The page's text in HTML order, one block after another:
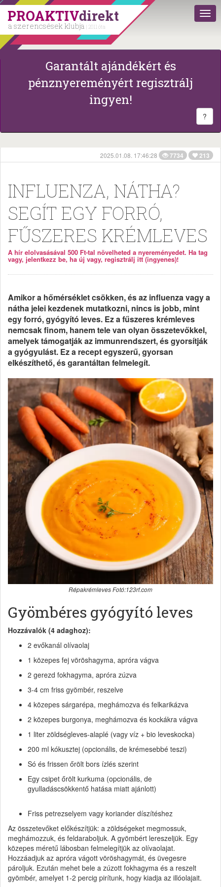
PROAKTIVdirekt
a szerencsések klubja | 2011 óta
Garantált ajándékért és
pénznyereményért regisztrálj
ingyen!
?
2025.01.08. 17:46:28 7734 213
INFLUENZA, NÁTHA?
SEGÍT EGY FORRÓ,
FŰSZERES KRÉMLEVES
A hír elolvasásával 500 Ft-tal növelheted a nyereményedet. Ha tag
vagy, jelentkezz be, ha új vagy, regisztrálj itt (ingyenes)!
Amikor a hőmérséklet csökken, és az influenza vagy a
nátha jelei kezdenek mutatkozni, nincs is jobb, mint
egy forró, gyógyító leves. Ez a fűszeres krémleves
nemcsak finom, hanem tele van olyan összetevőkkel,
amelyek támogatják az immunrendszert, és gyorsítják
a gyógyulást. Ez a recept egyszerű, gyorsan
elkészíthető, és garantáltan felmelegít.
Répakrémleves Fotó:123rf.com
Gyömbéres gyógyító leves
Hozzávalók (4 adaghoz):
2 evőkanál olívaolaj
1 közepes fej vöröshagyma, apróra vágva
2 gerezd fokhagyma, apróra zúzva
3-4 cm friss gyömbér, reszelve
4 közepes sárgarépa, meghámozva és felkarikázva
2 közepes burgonya, meghámozva és kockákra vágva
1 liter zöldségleves-alaplé (vagy víz + bio leveskocka)
200 ml kókusztej (opcionális, de krémesebbé teszi)
Só és frissen őrölt bors ízlés szerint
Egy csipet őrölt kurkuma (opcionális, de
gyulladáscsökkentő hatása miatt ajánlott)
Friss petrezselyem vagy koriander díszítéshez
Az összetevőket előkészítjük: a zöldségeket megmossuk,
meghámozzuk, és feldaraboljuk. A gyömbért lereszeljük. Egy
közepes méretű lábosban felmelegítjük az olívaolajat.
Hozzáadjuk az apróra vágott vöröshagymát, és üvegesre
pároljuk. Ezután mehet bele a zúzott fokhagyma és a reszelt
gyömbér, amelyet 1-2 percig pirítunk, hogy kiadja az illóolajait.